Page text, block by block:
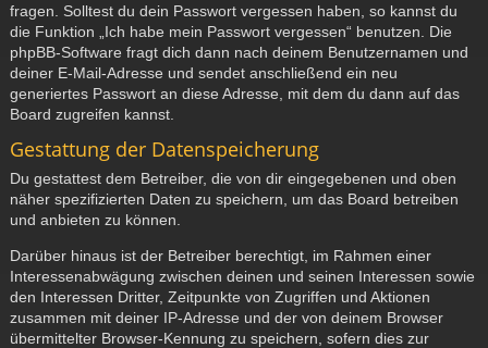
fragen. Solltest du dein Passwort vergessen haben, so kannst du
die Funktion „Ich habe mein Passwort vergessen“ benutzen. Die
phpBB-Software fragt dich dann nach deinem Benutzernamen und
deiner E-Mail-Adresse und sendet anschließend ein neu
generiertes Passwort an diese Adresse, mit dem du dann auf das
Board zugreifen kannst.
Gestattung der Datenspeicherung
Du gestattest dem Betreiber, die von dir eingegebenen und oben
näher spezifizierten Daten zu speichern, um das Board betreiben
und anbieten zu können.
Darüber hinaus ist der Betreiber berechtigt, im Rahmen einer
Interessenabwägung zwischen deinen und seinen Interessen sowie
den Interessen Dritter, Zeitpunkte von Zugriffen und Aktionen
zusammen mit deiner IP-Adresse und der von deinem Browser
übermittelter Browser-Kennung zu speichern, sofern dies zur